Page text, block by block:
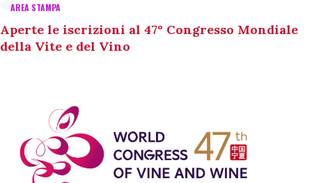
AREA STAMPA
Aperte le iscrizioni al 47° Congresso Mondiale
della Vite e del Vino